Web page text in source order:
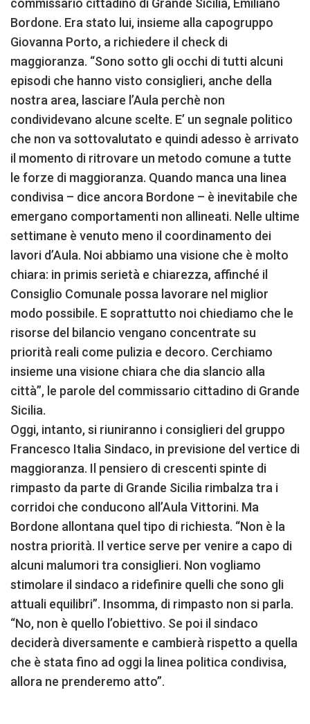
commissario cittadino di Grande Sicilia, Emiliano
Bordone. Era stato lui, insieme alla capogruppo
Giovanna Porto, a richiedere il check di
maggioranza. “Sono sotto gli occhi di tutti alcuni
episodi che hanno visto consiglieri, anche della
nostra area, lasciare l’Aula perchè non
condividevano alcune scelte. E’ un segnale politico
che non va sottovalutato e quindi adesso è arrivato
il momento di ritrovare un metodo comune a tutte
le forze di maggioranza. Quando manca una linea
condivisa – dice ancora Bordone – è inevitabile che
emergano comportamenti non allineati. Nelle ultime
settimane è venuto meno il coordinamento dei
lavori d’Aula. Noi abbiamo una visione che è molto
chiara: in primis serietà e chiarezza, affinché il
Consiglio Comunale possa lavorare nel miglior
modo possibile. E soprattutto noi chiediamo che le
risorse del bilancio vengano concentrate su
priorità reali come pulizia e decoro. Cerchiamo
insieme una visione chiara che dia slancio alla
città”, le parole del commissario cittadino di Grande
Sicilia.
Oggi, intanto, si riuniranno i consiglieri del gruppo
Francesco Italia Sindaco, in previsione del vertice di
maggioranza. Il pensiero di crescenti spinte di
rimpasto da parte di Grande Sicilia rimbalza tra i
corridoi che conducono all’Aula Vittorini. Ma
Bordone allontana quel tipo di richiesta. “Non è la
nostra priorità. Il vertice serve per venire a capo di
alcuni malumori tra consiglieri. Non vogliamo
stimolare il sindaco a ridefinire quelli che sono gli
attuali equilibri”. Insomma, di rimpasto non si parla.
“No, non è quello l’obiettivo. Se poi il sindaco
deciderà diversamente e cambierà rispetto a quella
che è stata fino ad oggi la linea politica condivisa,
allora ne prenderemo atto”.